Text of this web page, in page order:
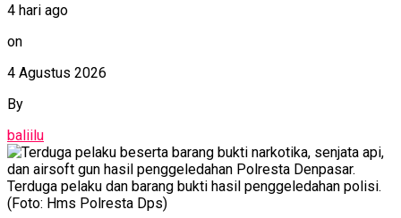
4 hari ago
on
4 Agustus 2026
By
baliilu
Terduga pelaku dan barang bukti hasil penggeledahan polisi.
(Foto: Hms Polresta Dps)